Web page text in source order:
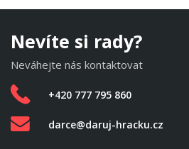
Nevíte si rady?
Neváhejte nás kontaktovat
+420 777 795 860
darce@daruj-hracku.cz